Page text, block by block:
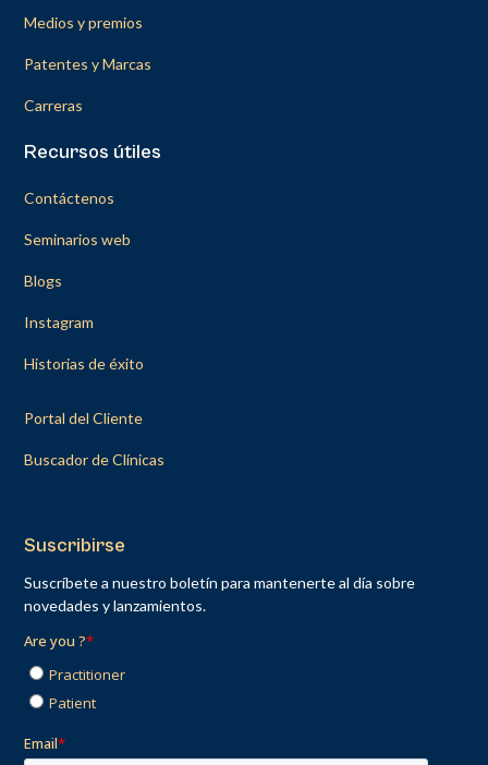
Medios y premios
Patentes y Marcas
Carreras
Recursos útiles
Contáctenos
Seminarios web
Blogs
Instagram
Historias de éxito
Portal del Cliente
Buscador de Clínicas
Suscribirse
Suscríbete a nuestro boletín para mantenerte al día sobre
novedades y lanzamientos.